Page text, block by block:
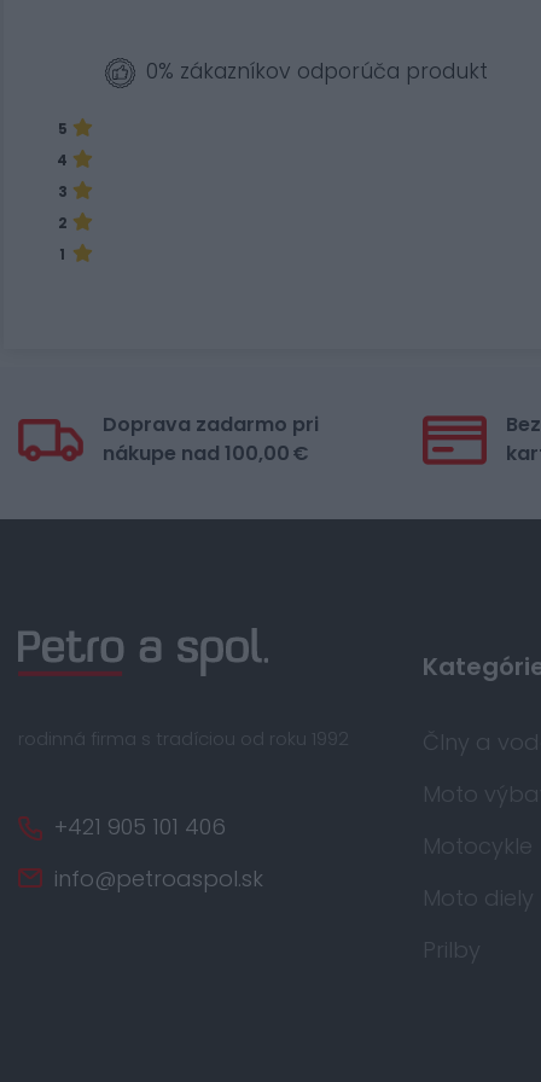
0% zákazníkov odporúča produkt
5
4
3
2
1
Doprava zadarmo pri
nákupe nad 100,00 €
rodinná firma s tradíciou od roku 1992
+421 905 101 406
info@petroaspol.sk
Člny a
Moto
Motocykle
Moto diely
Prilby